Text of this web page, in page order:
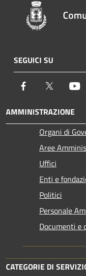
SEGUICI SU
Facebook Twitter
AMMINISTRAZIONE
Organi di
Aree
Uffici
Enti e
Politici
Personale
Documenti e
CATEGORIE DI